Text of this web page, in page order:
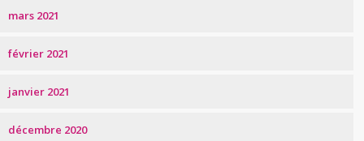
mars 2021
février 2021
janvier 2021
décembre 2020